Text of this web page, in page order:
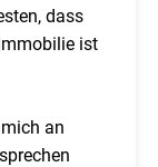
dass
ist
an